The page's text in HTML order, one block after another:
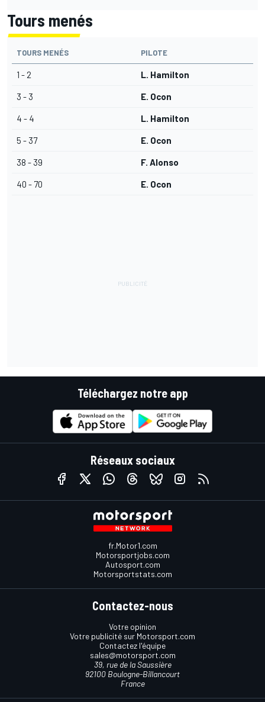
Tours menés
TOURS MENÉS PILOTE
1 - 2 L. Hamilton
3 - 3 E. Ocon
4 - 4 L. Hamilton
5 - 37 E. Ocon
38 - 39 F. Alonso
40 - 70 E. Ocon
Téléchargez notre app
Réseaux sociaux
fr.Motor1.com
Motorsportjobs.com
Autosport.com
Motorsportstats.com
Contactez-nous
Votre opinion
Votre publicité sur Motorsport.com
Contactez l'équipe
sales@motorsport.com
39, rue de la Saussière
92100 Boulogne-Billancourt
France